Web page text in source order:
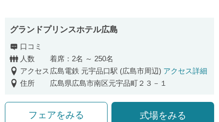
グランドプリンスホテル広島
口コミ
人数
着席：2名 ～ 250名
アクセス 広島電鉄 元宇品口駅 (広島市周辺) アクセス詳細
住所
広島県広島市南区元宇品町２３－１
フェアをみる 式場をみる